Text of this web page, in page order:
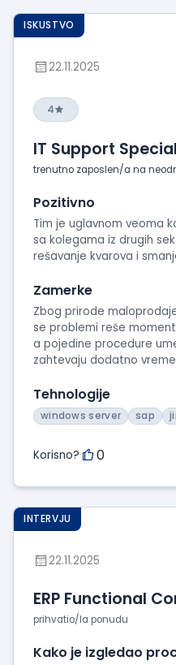
ISKUSTVO
22.11.2025
4
IT Support
trenutno zaposlen/a na
Pozitivno
Tim je uglavnom veoma
sa kolegama iz drugih
rešavanje kvarova i
Zamerke
Zbog prirode
se problemi reše
a pojedine procedure
zahtevaju dodatno
Tehnologije
windows server sap
Korisno? 0
INTERVJU
22.11.2025
ERP Functional
prihvatio/la ponudu
Kako je izgledao